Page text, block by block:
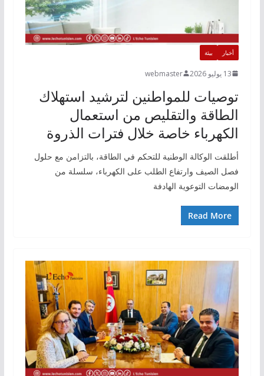
أخبار بيئة
13 يوليو 2026 webmaster
توصيات للمواطنين لترشيد استهلاك
الطاقة والتقليص من استعمال
الكهرباء خاصة خلال فترات الذروة
أطلقت الوكالة الوطنية للتحكم في الطاقة، بالتزامن مع حلول
فصل الصيف وارتفاع الطلب على الكهرباء، سلسلة من
الومضات التوعوية الهادفة
Read More